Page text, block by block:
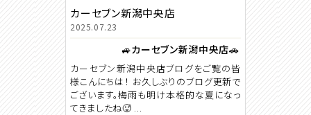
カーセブン新潟中央店
2025.07.23
🚙カーセブン新潟中央店🚗
カーセブン新潟中央店ブログをご覧の皆
様こんにちは！ お久しぶりのブログ更新で
ございます。梅雨も明け本格的な夏になっ
てきましたね🥵 ...